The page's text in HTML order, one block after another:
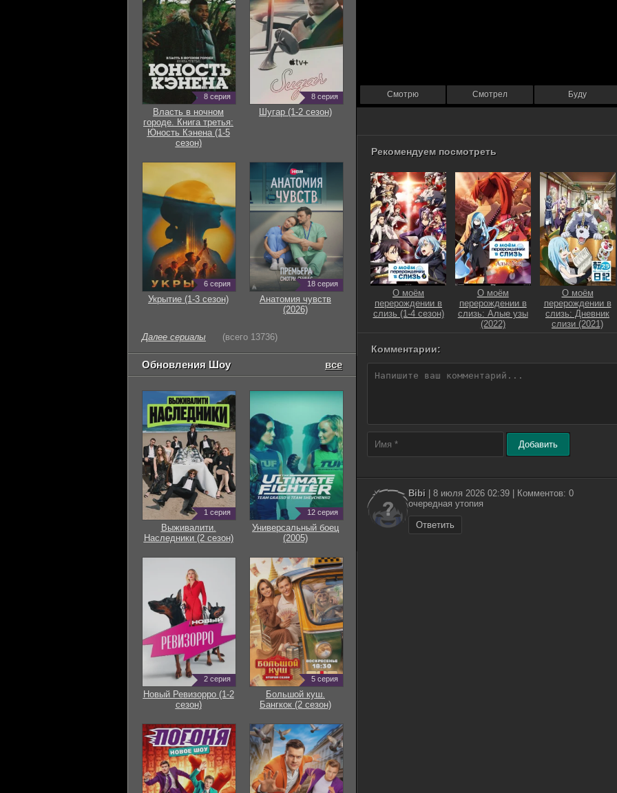
Смотрю Смотрел Буду
Рекомендуем посмотреть
О моём
перерождении в
слизь (1-4 сезон)
О моём
перерождении в
слизь: Алые узы
(2022)
О моём
перерождении в
слизь: Дневник
слизи (2021)
Комментарии:
Добавить
Bibi | 8 июля 2026 02:39 | Комментов: 0
очередная утопия
Ответить
8 серия
Власть в ночном
городе. Книга третья:
Юность Кэнена (1-5
сезон)
8 серия
Шугар (1-2 сезон)
6 серия
Укрытие (1-3 сезон)
18 серия
Анатомия чувств
(2026)
Далее сериалы (всего 13736)
Обновления Шоу все
1 серия
Выживалити.
Наследники (2 сезон)
12 серия
Универсальный боец
(2005)
2 серия
Новый Ревизорро (1-2
сезон)
5 серия
Большой куш.
Бангкок (2 сезон)